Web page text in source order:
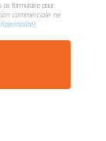
ce formulaire pour
commerciale ne
)